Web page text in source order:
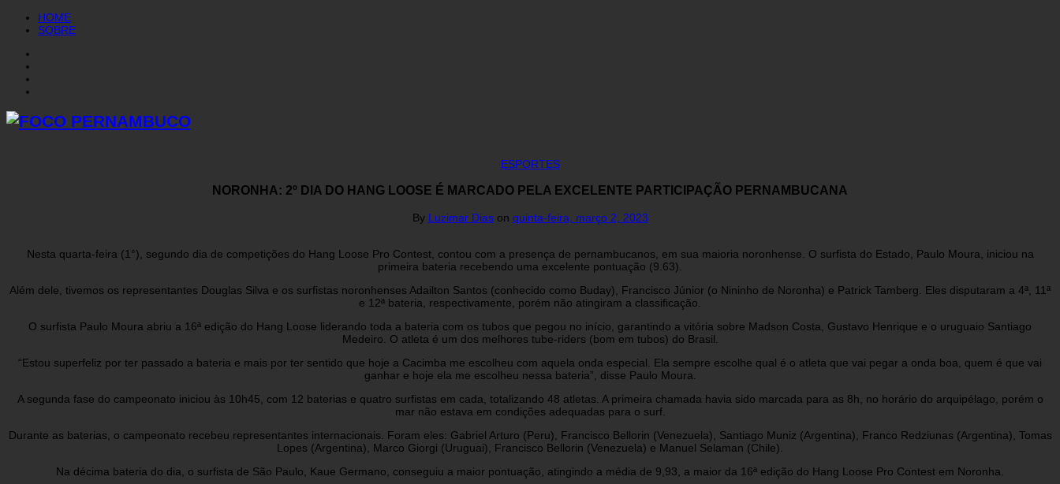
HOME
SOBRE
ESPORTES
NORONHA: 2º DIA DO HANG LOOSE É MARCADO PELA EXCELENTE PARTICIPAÇÃO PERNAMBUCANA
By Luzimar Dias on quinta-feira, março 2, 2023
Nesta quarta-feira (1°), segundo dia de competições do Hang Loose Pro Contest, contou com a presença de pernambucanos, em sua maioria noronhense. O surfista do Estado, Paulo Moura, iniciou na
primeira bateria recebendo uma excelente pontuação (9.63).
Além dele, tivemos os representantes Douglas Silva e os surfistas noronhenses Adailton Santos (conhecido como Buday), Francisco Júnior (o Nininho de Noronha) e Patrick Tamberg. Eles disputaram a 4ª, 11ª
e 12ª bateria, respectivamente, porém não atingiram a classificação.
O surfista Paulo Moura abriu a 16ª edição do Hang Loose liderando toda a bateria com os tubos que pegou no início, garantindo a vitória sobre Madson Costa, Gustavo Henrique e o uruguaio Santiago
Medeiro. O atleta é um dos melhores tube-riders (bom em tubos) do Brasil.
“Estou superfeliz por ter passado a bateria e mais por ter sentido que hoje a Cacimba me escolheu com aquela onda especial. Ela sempre escolhe qual é o atleta que vai pegar a onda boa, quem é que vai
ganhar e hoje ela me escolheu nessa bateria”, disse Paulo Moura.
A segunda fase do campeonato iniciou às 10h45, com 12 baterias e quatro surfistas em cada, totalizando 48 atletas. A primeira chamada havia sido marcada para as 8h, no horário do arquipélago, porém o
mar não estava em condições adequadas para o surf.
Durante as baterias, o campeonato recebeu representantes internacionais. Foram eles: Gabriel Arturo (Peru), Francisco Bellorin (Venezuela), Santiago Muniz (Argentina), Franco Redziunas (Argentina), Tomas
Lopes (Argentina), Marco Giorgi (Uruguai), Francisco Bellorin (Venezuela) e Manuel Selaman (Chile).
Na décima bateria do dia, o surfista de São Paulo, Kaue Germano, conseguiu a maior pontuação, atingindo a média de 9,93, a maior da 16ª edição do Hang Loose Pro Contest em Noronha.